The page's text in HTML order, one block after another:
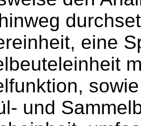
eine
und